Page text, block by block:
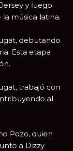
y luego
música latina.
, debutando
. Esta etapa
trabajó con
al
Pozo, quien
a Dizzy